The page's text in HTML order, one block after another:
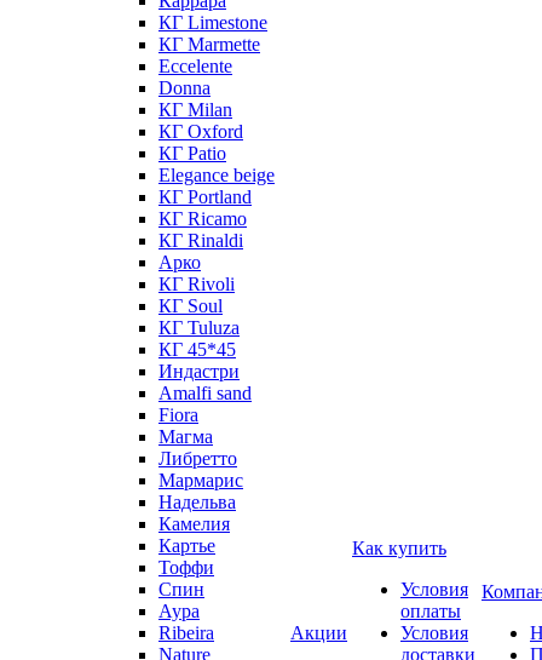
КГ Limestone
КГ Marmette
Eccelente
Donna
КГ Milan
КГ Oxford
КГ Patio
Elegance beige
КГ Portland
КГ Ricamo
КГ Rinaldi
Арко
КГ Rivoli
КГ Soul
КГ Tuluza
КГ 45*45
Индастри
Amalfi sand
Fiora
Магма
Либретто
Мармарис
Надельва
Камелия
Картье
Тоффи
Спин
Аура
Ribeira
Nature
Акции
Как купить
Условия
оплаты
Условия
доставки